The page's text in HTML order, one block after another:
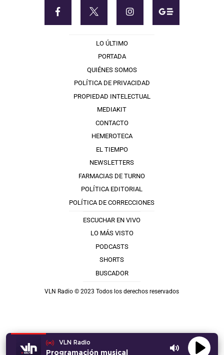
VLN Radio
Programación musical
LO ÚLTIMO
PORTADA
QUIÉNES SOMOS
POLÍTICA DE PRIVACIDAD
PROPIEDAD INTELECTUAL
MEDIAKIT
CONTACTO
HEMEROTECA
EL TIEMPO
NEWSLETTERS
FARMACIAS DE TURNO
POLÍTICA EDITORIAL
POLÍTICA DE CORRECCIONES
ESCUCHAR EN VIVO
LO MÁS VISTO
PODCASTS
SHORTS
BUSCADOR
VLN Radio © 2023 Todos los derechos reservados